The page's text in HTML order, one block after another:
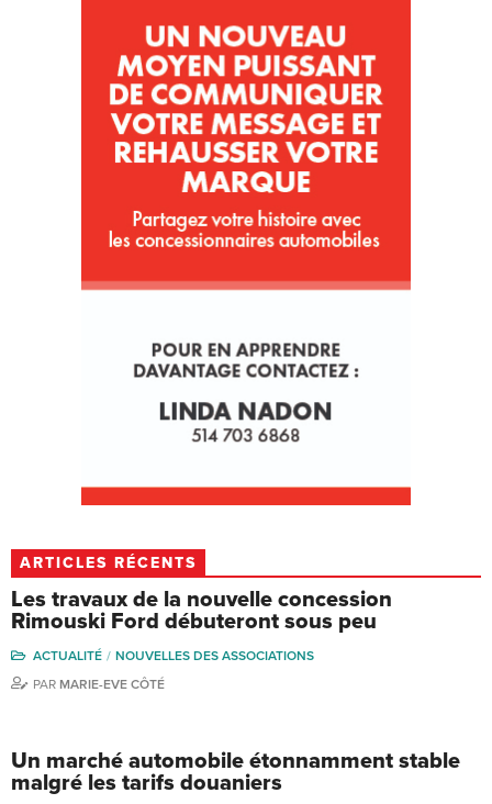
ARTICLES RÉCENTS
Les travaux de la nouvelle concession
Rimouski Ford débuteront sous peu
ACTUALITÉ
NOUVELLES DES ASSOCIATIONS
PAR MARIE-EVE CÔTÉ
Un marché automobile étonnamment stable
malgré les tarifs douaniers